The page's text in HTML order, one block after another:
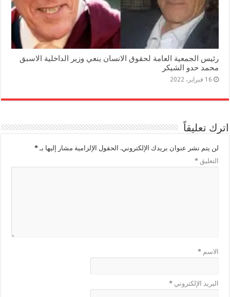
رئيس الجمعية العامة لحقوق الانسان ينعي وزير الداخلية الاسبق
محمد حدو الشيكر
16 فبراير، 2022
اترك تعليقاً
لن يتم نشر عنوان بريدك الإلكتروني. الحقول الإلزامية مشار إليها بـ*
التعليق*
الاسم*
البريد الإلكتروني*